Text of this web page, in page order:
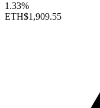
1.33%
ETH$1,909.55